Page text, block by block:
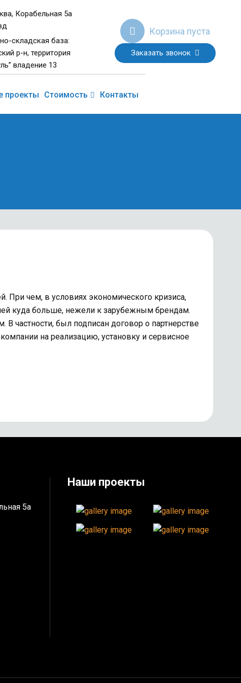
Корабельная 5а
складская база:
р-н, территория
владение 13
Корзина пуста
Заказать звонок
проекты Стоимость Контакты
При чем, в условиях экономического кризиса,
куда больше, нежели к зарубежным брендам.
был подписан договор о партнерстве
на реализацию, установку и сервисное
5а
Наши проекты